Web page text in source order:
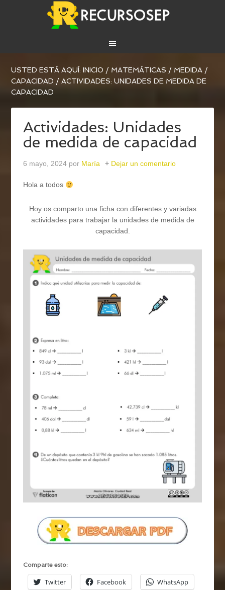
USTED ESTÁ AQUÍ:INICIO / MATEMÁTICAS / MEDIDA /
CAPACIDAD / ACTIVIDADES: UNIDADES DE MEDIDA DE
CAPACIDAD
Actividades: Unidades
de medida de capacidad
6 mayo, 2024 por María Dejar un comentario
Hola a todos
Hoy os comparto una ficha con diferentes y variadas
actividades para trabajar la unidades de medida de
capacidad.
Comparte esto:
Twitter Facebook WhatsApp